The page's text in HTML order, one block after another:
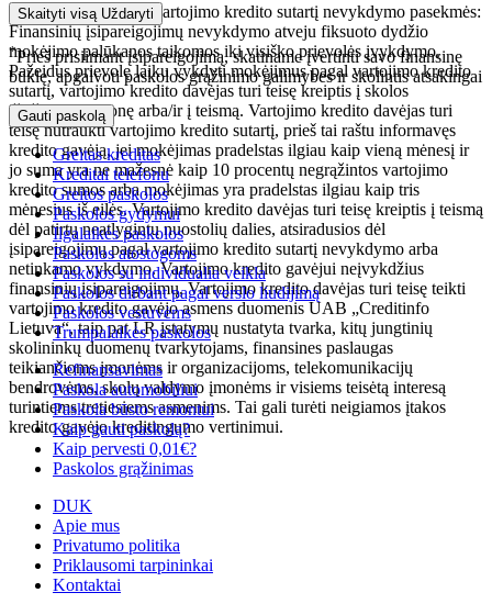
Įsipareigojimų pagal vartojimo kredito sutartį nevykdymo pasekmės:
Finansinių įsipareigojimų nevykdymo atveju fiksuoto dydžio
mokėjimo palūkanos taikomos iki visiško prievolės įvykdymo.
Pažeidus prievolę laiku vykdyti mokėjimus pagal vartojimo kredito
sutartį, vartojimo kredito davėjas turi teisę kreiptis į skolos
išieškojimo įmonę arba/ir į teismą. Vartojimo kredito davėjas turi
teisę nutraukti vartojimo kredito sutartį, prieš tai raštu informavęs
kredito gavėją, jei mokėjimas pradelstas ilgiau kaip vieną mėnesį ir
jo suma yra ne mažesnė kaip 10 procentų negrąžintos vartojimo
kredito sumos arba mokėjimas yra pradelstas ilgiau kaip tris
mėnesius iš eilės. Vartojimo kredito davėjas turi teisę kreiptis į teismą
dėl patirtų neatlygintų nuostolių dalies, atsiradusios dėl
įsipareigojimų pagal vartojimo kredito sutartį nevykdymo arba
netinkamo vykdymo. Vartojimo kredito gavėjui neįvykdžius
finansinių įsipareigojimų, Vartojimo kredito davėjas turi teisę teikti
vartojimo kredito gavėjo asmens duomenis UAB „Creditinfo
Lietuva“, taip pat LR įstatymų nustatyta tvarka, kitų jungtinių
skolininkų duomenų tvarkytojams, finansines paslaugas
teikiančioms įmonėms ir organizacijoms, telekomunikacijų
bendrovėms, skolų valdymo įmonėms ir visiems teisėtą interesą
turintiems tretiesiems asmenims. Tai gali turėti neigiamos įtakos
kredito gavėjo kreditingumo vertinimui.
Skaityti visą Uždaryti
*Prieš prisiimant įsipareigojimą, skatiname įvertinti savo finansinę
būklę, apgalvoti paskolos grąžinimo galimybes ir skolintis atsakingai
Gauti paskolą
Greitas kreditas
Kreditai telefonu
Greitos paskolos
Paskolos gydymui
Ilgalaikės paskolos
Paskolos atostogoms
Paskolos su individualia veikla
Paskolos dirbant pagal verslo liudijimą
Paskolos vestuvėms
Trumpalaikės paskolos
Refinansavimas
Paskola automobiliui
Paskola būsto remontui
Kaip gauti paskolą?
Kaip pervesti 0,01€?
Paskolos grąžinimas
DUK
Apie mus
Privatumo politika
Priklausomi tarpininkai
Kontaktai